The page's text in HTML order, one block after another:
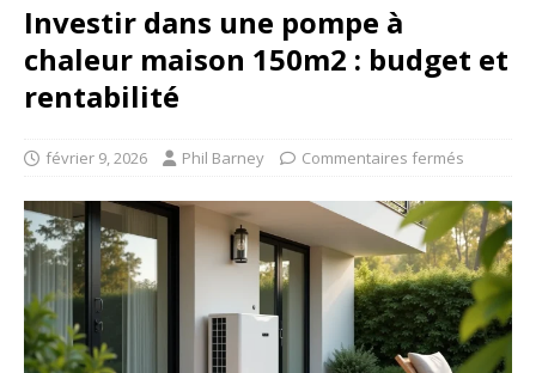
Investir dans une pompe à
chaleur maison 150m2 : budget et
rentabilité
février 9, 2026 Phil Barney Commentaires fermés